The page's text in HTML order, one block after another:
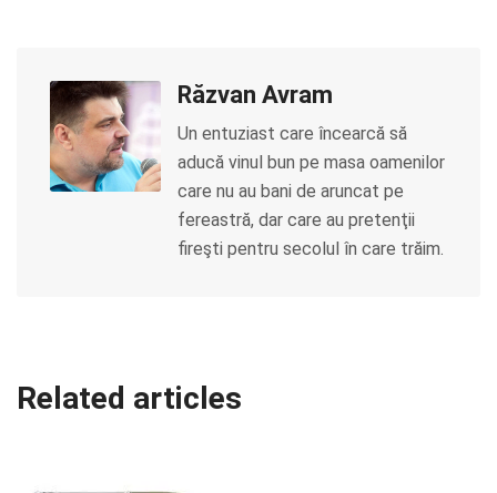
Răzvan Avram
Un entuziast care încearcă să
aducă vinul bun pe masa oamenilor
care nu au bani de aruncat pe
fereastră, dar care au pretenţii
fireşti pentru secolul în care trăim.
Related articles